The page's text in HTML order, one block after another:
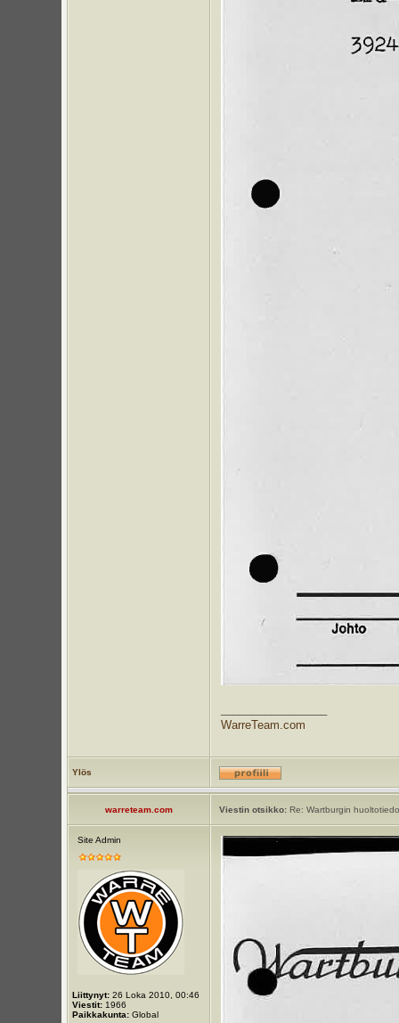
WarreTeam.com
Ylös
warreteam.com Viestin otsikko:Re: Wartburgin
Site Admin
Liittynyt:26 Loka 2010, 00:46
Viestit:1966
Paikkakunta:Global